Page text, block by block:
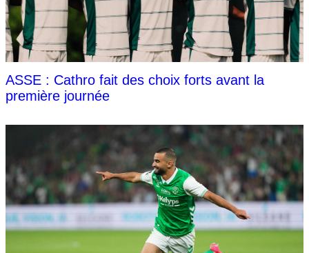
ASSE : Cathro fait des choix forts avant la
première journée